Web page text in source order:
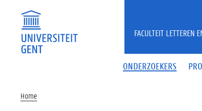
ONDERZOEKERS
FACULTEIT LETTEREN
Home